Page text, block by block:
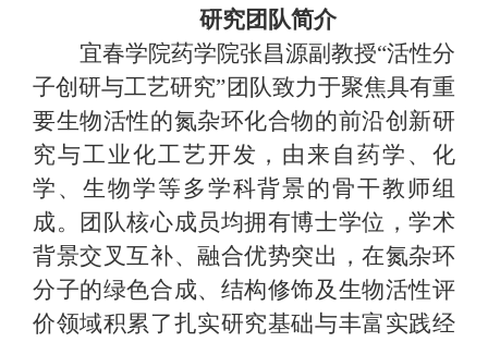
研究团队简介
宜春学院药学院张昌源副教授“活性分
子创研与工艺研究”团队致力于聚焦具有重
要生物活性的氮杂环化合物的前沿创新研
究与工业化工艺开发，由来自药学、化
学、生物学等多学科背景的骨干教师组
成。团队核心成员均拥有博士学位，学术
背景交叉互补、融合优势突出，在氮杂环
分子的绿色合成、结构修饰及生物活性评
价领域积累了扎实研究基础与丰富实践经